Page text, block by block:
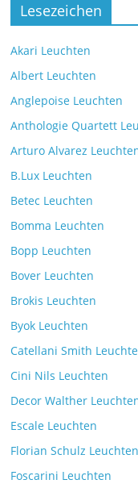
Herstellers Brokis
26. Juli 2025
Lesezeichen
Akari Leuchten
Albert Leuchten
Anglepoise Leuchten
Anthologie Quartett
Arturo Alvarez
B.Lux Leuchten
Betec Leuchten
Bomma Leuchten
Bopp Leuchten
Bover Leuchten
Brokis Leuchten
Byok Leuchten
Catellani Smith
Cini Nils Leuchten
Decor Walther
Escale Leuchten
Florian Schulz Leuchten
Foscarini Leuchten